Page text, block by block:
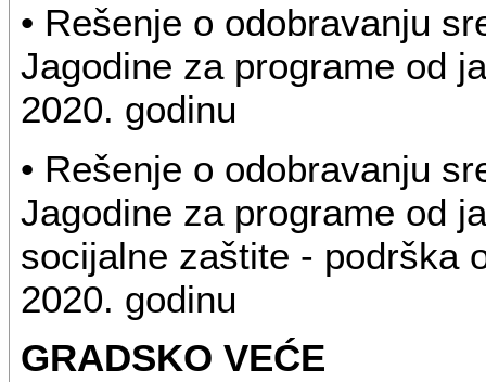
• Rešenje o odobravanju
Jagodine za programe od
2020. godinu
• Rešenje o odobravanju
Jagodine za programe od
socijalne zaštite - podrška
2020. godinu
GRADSKO VEĆE